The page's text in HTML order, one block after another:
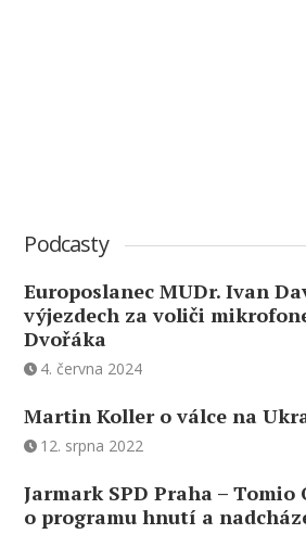
Podcasty
Europoslanec MUDr. Ivan
výjezdech za voliči
Dvořáka
4. června 2024
Martin Koller o válce na
12. srpna 2022
Jarmark SPD Praha –
o programu hnutí a